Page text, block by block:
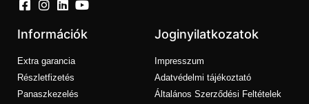
Információk
Extra garancia
Részletfizetés
Panaszkezelés
Joginyilatkozatok
Impresszum
Adatvédelmi tájékoztató
Általános Szerződési Feltételek